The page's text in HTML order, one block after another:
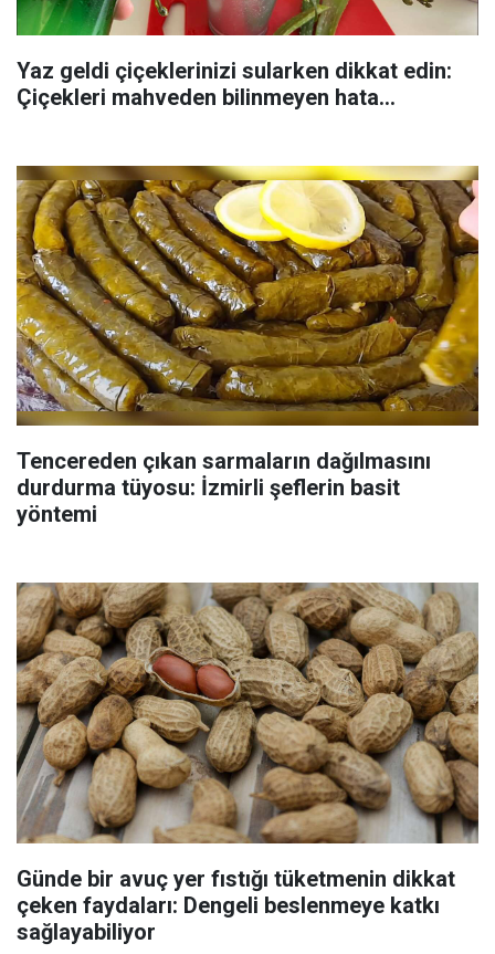
Yaz geldi çiçeklerinizi sularken dikkat edin:
Çiçekleri mahveden bilinmeyen hata...
Tencereden çıkan sarmaların dağılmasını
durdurma tüyosu: İzmirli şeflerin basit
yöntemi
Günde bir avuç yer fıstığı tüketmenin dikkat
çeken faydaları: Dengeli beslenmeye katkı
sağlayabiliyor